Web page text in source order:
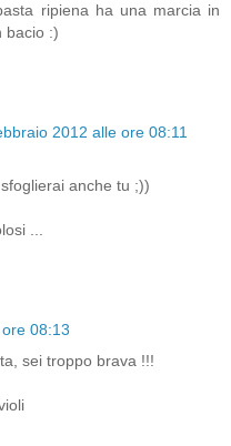
ripiena ha una marcia in
bacio :)
2012 alle ore 08:11
anche tu ;))
...
08:13
sei troppo brava !!!